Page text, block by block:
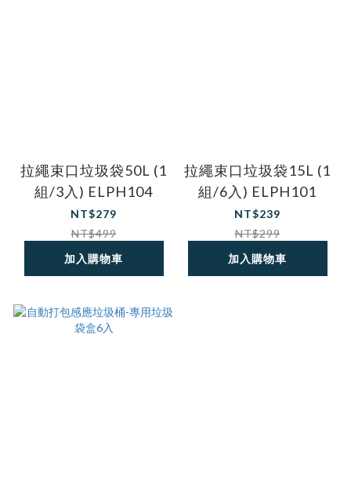
拉繩束口垃圾袋50L (1
組/3入) ELPH104
NT$279
NT$499
加入購物車
拉繩束口垃圾袋15L (1
組/6入) ELPH101
NT$239
NT$299
加入購物車